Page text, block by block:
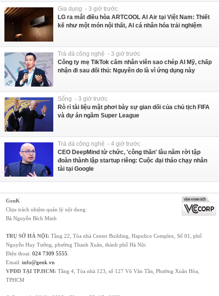
Gia dụng - 3 giờ trước
LG ra mắt điều hòa ARTCOOL AI Air tại Việt Nam: Thiết
kế như một món nội thất, AI cá nhân hóa trải nghiệm
Trà đá công nghệ - 3 giờ trước
Công ty mẹ TikTok cấm nhân viên sao chép AI Mỹ, chấp
nhận đi sau đối thủ: Nguyên do là vì ứng dụng này
Sống - 3 giờ trước
Rò rỉ tài liệu mật phơi bày sự gian dối của chủ tịch FIFA
và dự án ngầm Super League
Trà đá công nghệ - 4 giờ trước
CEO DeepMind từ chức, 'công thần' lâu năm rời tập
đoàn thành lập startup riêng: Cuộc đại tháo chạy nhân
tài tại Google
GenK
Chịu trách nhiệm quản lý nội dung:
Bà Nguyễn Bích Minh
TRỤ SỞ HÀ NỘI: Tầng 22, Tòa nhà Center Building, Hapulico Complex, Số 01, phố
Nguyễn Huy Tưởng, phường Thanh Xuân, thành phố Hà Nội
Điện thoại: 024 7309 5555
Email: info@genk.vn
VPĐD TẠI TP.HCM: Tầng 4, Tòa nhà 123, số 127 Võ Văn Tần, Phường Xuân Hòa,
TPHCM